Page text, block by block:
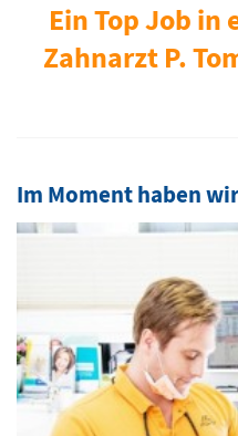
Ein Top Job in
Zahnarzt P.
Im Moment haben